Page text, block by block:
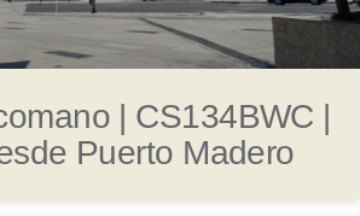
| CS134BWC |
Puerto Madero